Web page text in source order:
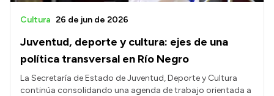
Juventud, deporte y cultura: ejes de una
política transversal en Río Negro
Cultura 26 de jun de 2026
La Secretaría de Estado de Juventud, Deporte y Cultura
continúa consolidando una agenda de trabajo orientada a